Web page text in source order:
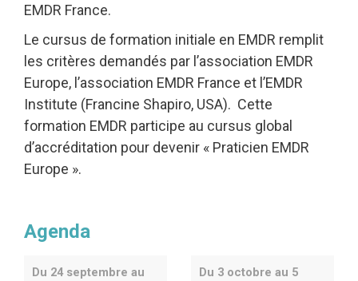
EMDR France.
Le cursus de formation initiale en EMDR remplit
les critères demandés par l’association EMDR
Europe, l’association EMDR France et l’EMDR
Institute (Francine Shapiro, USA). Cette
formation EMDR participe au cursus global
d’accréditation pour devenir « Praticien EMDR
Europe ».
Agenda
Du 24 septembre au
Du 3 octobre au 5